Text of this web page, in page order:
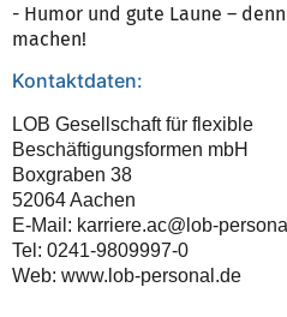
- Humor und gute Laune –
machen!
Kontaktdaten:
LOB Gesellschaft für flexible
Beschäftigungsformen mbH
Boxgraben 38
52064 Aachen
E-Mail: karriere.ac@lob-
Tel: 0241-9809997-0
Web: www.lob-personal.de